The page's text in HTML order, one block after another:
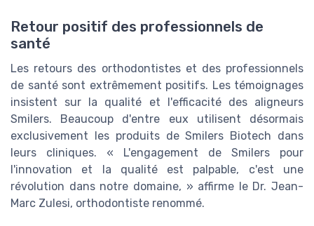
Retour positif des professionnels de
santé
Les retours des orthodontistes et des professionnels
de santé sont extrêmement positifs. Les témoignages
insistent sur la qualité et l'efficacité des aligneurs
Smilers. Beaucoup d'entre eux utilisent désormais
exclusivement les produits de Smilers Biotech dans
leurs cliniques. « L'engagement de Smilers pour
l'innovation et la qualité est palpable, c'est une
révolution dans notre domaine, » affirme le Dr. Jean-
Marc Zulesi, orthodontiste renommé.